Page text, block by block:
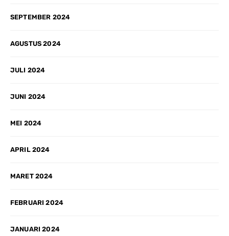
SEPTEMBER 2024
AGUSTUS 2024
JULI 2024
JUNI 2024
MEI 2024
APRIL 2024
MARET 2024
FEBRUARI 2024
JANUARI 2024